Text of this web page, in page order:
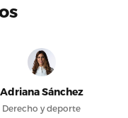
Adriana Sánchez
Derecho y deporte